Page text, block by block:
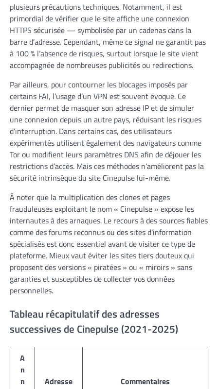
plusieurs précautions techniques. Notamment, il est
primordial de vérifier que le site affiche une connexion
HTTPS sécurisée — symbolisée par un cadenas dans la
barre d’adresse. Cependant, même ce signal ne garantit pas
à 100 % l’absence de risques, surtout lorsque le site vient
accompagnée de nombreuses publicités ou redirections.
Par ailleurs, pour contourner les blocages imposés par
certains FAI, l’usage d’un VPN est souvent évoqué. Ce
dernier permet de masquer son adresse IP et de simuler
une connexion depuis un autre pays, réduisant les risques
d’interruption. Dans certains cas, des utilisateurs
expérimentés utilisent également des navigateurs comme
Tor ou modifient leurs paramètres DNS afin de déjouer les
restrictions d’accès. Mais ces méthodes n’améliorent pas la
sécurité intrinsèque du site Cinepulse lui-même.
À noter que la multiplication des clones et pages
frauduleuses exploitant le nom « Cinepulse » expose les
internautes à des arnaques. Le recours à des sources fiables
comme des forums reconnus ou des sites d’information
spécialisés est donc essentiel avant de visiter ce type de
plateforme. Mieux vaut éviter les sites tiers douteux qui
proposent des versions « piratées » ou « miroirs » sans
garanties et susceptibles de collecter vos données
personnelles.
Tableau récapitulatif des adresses
successives de Cinepulse (2021-2025)
A
n
n
Adresse Commentaires